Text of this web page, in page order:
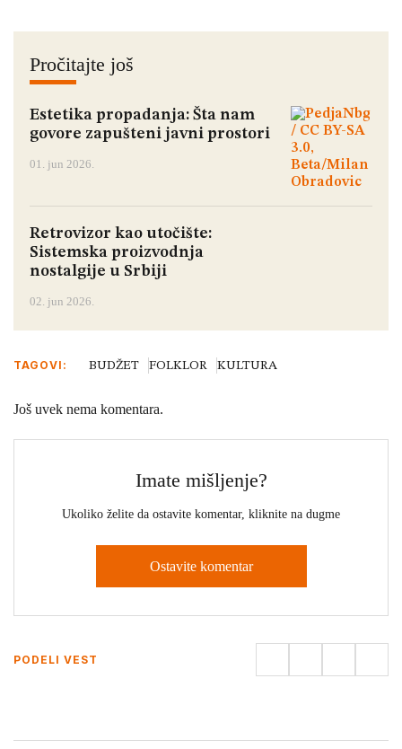
Pročitajte još
Estetika propadanja: Šta nam
govore zapušteni javni prostori
01. jun 2026.
Retrovizor kao utočište:
Sistemska proizvodnja
nostalgije u Srbiji
02. jun 2026.
TAGOVI: BUDŽET FOLKLOR KULTURA
Još uvek nema komentara.
Imate mišljenje?
Ukoliko želite da ostavite komentar, kliknite na dugme
Ostavite komentar
PODELI VEST